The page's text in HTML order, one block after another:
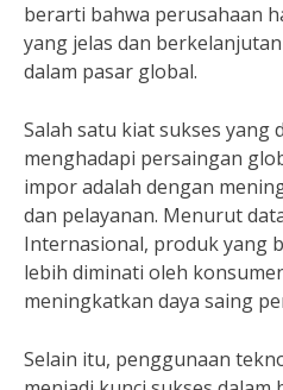
berarti bahwa perusahaan
yang jelas dan
dalam pasar global.
Salah satu kiat sukses yang
menghadapi persaingan
impor adalah dengan
dan pelayanan. Menurut
Internasional, produk yang
lebih diminati oleh
meningkatkan daya saing
Selain itu, penggunaan